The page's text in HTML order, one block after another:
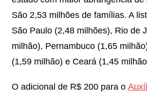
São 2,53 milhões de famílias. A
São Paulo (2,48 milhões), Rio de
milhão), Pernambuco (1,65
(1,59 milhão) e Ceará (1,45
O adicional de R$ 200 para o